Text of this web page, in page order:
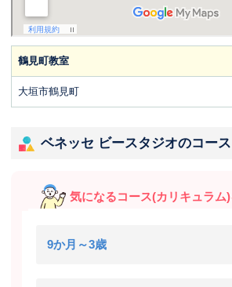
鶴見町教室
大垣市鶴見町
ベネッセ ビースタジオのコース
気になるコース(カリキュラム
9か月～3歳